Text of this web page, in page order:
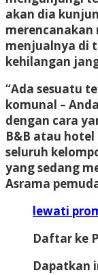
akan dia
merencanakan
menjualnya di
kehilangan
“Ada sesuatu
komunal –
dengan cara
B&B atau
seluruh
yang sedang
Asrama
lewati
Daftar ke
Dapatkan